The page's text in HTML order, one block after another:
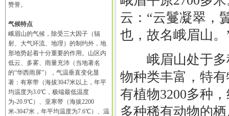
赞誉。
气候特点
峨眉山的气候，除受三大因子（辐
射、大气环流、地理）的制约外，地
形地势起着十分重要的作用。山区内
低云、多雾、雨量充沛（当地著名
的“华西雨屏”），气温垂直变化显
著：有寒带（海拔3047米以上，年平
均温度为3.0℃，极端最低温度
为-20.9℃）、亚寒带（海拔2200
米-3047米，年平均温度为7.6℃）、温
云：“云鬘凝翠，
也，故名峨眉山。
峨眉山处于多
物种类丰富，特
有植物3200多种
多种稀有动物的